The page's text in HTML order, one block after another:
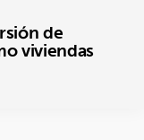
de
viviendas